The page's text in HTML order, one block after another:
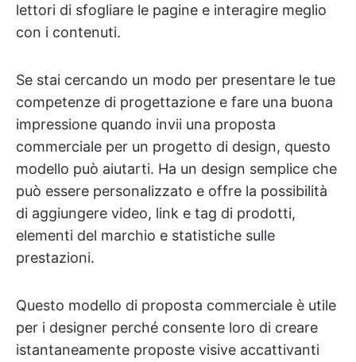
lettori di sfogliare le pagine e interagire meglio
con i contenuti.
Se stai cercando un modo per presentare le tue
competenze di progettazione e fare una buona
impressione quando invii una proposta
commerciale per un progetto di design, questo
modello può aiutarti. Ha un design semplice che
può essere personalizzato e offre la possibilità
di aggiungere video, link e tag di prodotti,
elementi del marchio e statistiche sulle
prestazioni.
Questo modello di proposta commerciale è utile
per i designer perché consente loro di creare
istantaneamente proposte visive accattivanti